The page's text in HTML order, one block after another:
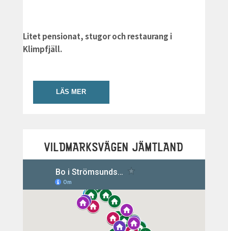
Litet pensionat, stugor och restaurang i
Klimpfjäll.
LÄS MER
VILDMARKSVÄGEN JÄMTLAND